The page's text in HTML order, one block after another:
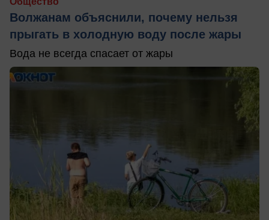
Волжанам объяснили, почему нельзя
прыгать в холодную воду после жары
Вода не всегда спасает от жары